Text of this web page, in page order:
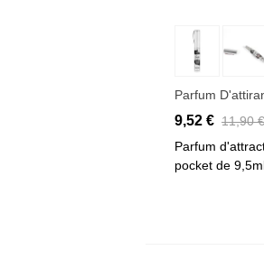
Parfum
9,52 € 11,90 €
Parfum
pocket de